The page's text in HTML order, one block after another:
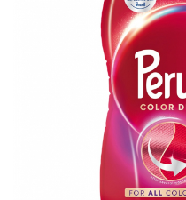
Soluții anticalcar, piatră și
Soluții desfundat țevi
Detergenți diverse suprafețe
Sticlă și ferestre
Covoare și tapițerii
Produse pentru ras